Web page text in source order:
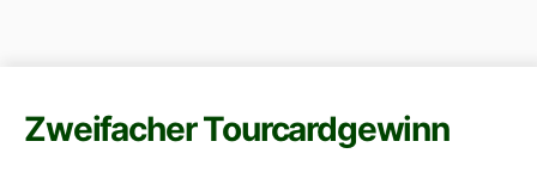
Zweifacher Tourcardgewinn